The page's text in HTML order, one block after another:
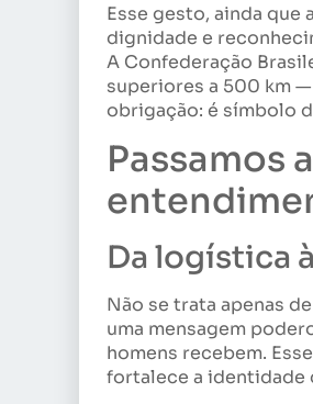
Esse gesto, ainda que
dignidade e
A Confederação
superiores a 500 km —
obrigação: é símbolo
Passamos
Da logística
Não se trata apenas
uma mensagem
homens recebem.
fortalece a identidade